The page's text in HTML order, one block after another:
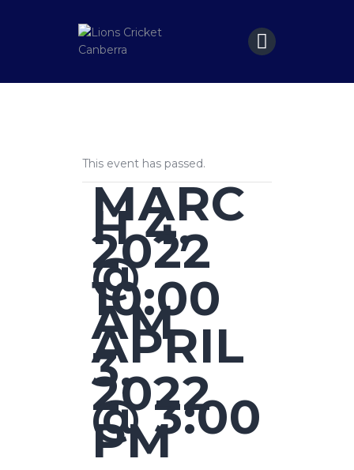
Matches
This event has passed.
MARC
H 4,
2022
@
10:00
AM-
APRIL
3,
2022
@ 3:00
PM